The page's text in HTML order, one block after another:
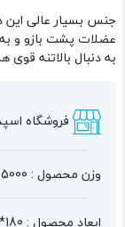
جنس بسیار عالی این
عضلات پشت بازو و
به دنبال بالاتنه قوی
فروشگاه
وزن محصول : 125000 گرم
ابعاد محصول : 180*178*155